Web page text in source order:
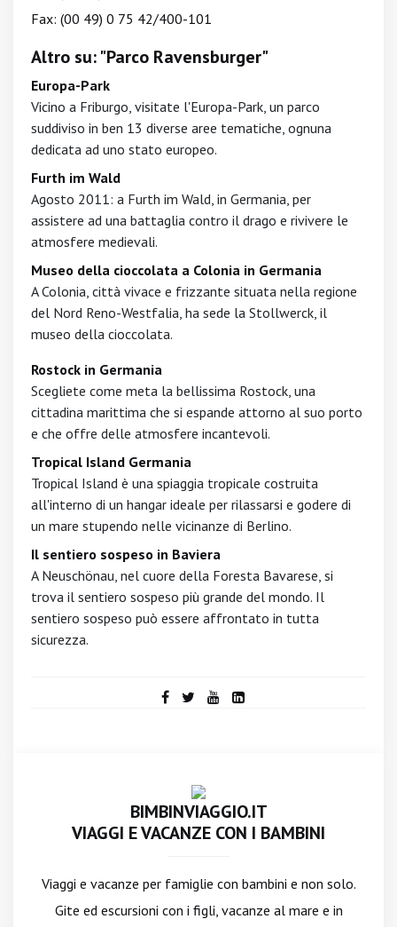
Fax: (00 49) 0 75 42/400-101
Altro su: "Parco Ravensburger"
Europa-Park
Vicino a Friburgo, visitate l'Europa-Park, un parco
suddiviso in ben 13 diverse aree tematiche, ognuna
dedicata ad uno stato europeo.
Furth im Wald
Agosto 2011: a Furth im Wald, in Germania, per
assistere ad una battaglia contro il drago e rivivere le
atmosfere medievali.
Museo della cioccolata a Colonia in Germania
A Colonia, città vivace e frizzante situata nella regione
del Nord Reno-Westfalia, ha sede la Stollwerck, il
museo della cioccolata.
Rostock in Germania
Scegliete come meta la bellissima Rostock, una
cittadina marittima che si espande attorno al suo porto
e che offre delle atmosfere incantevoli.
Tropical Island Germania
Tropical Island è una spiaggia tropicale costruita
all'interno di un hangar ideale per rilassarsi e godere di
un mare stupendo nelle vicinanze di Berlino.
Il sentiero sospeso in Baviera
A Neuschönau, nel cuore della Foresta Bavarese, si
trova il sentiero sospeso più grande del mondo. Il
sentiero sospeso può essere affrontato in tutta
sicurezza.
BIMBINVIAGGIO.IT
VIAGGI E VACANZE CON I BAMBINI
Viaggi e vacanze per famiglie con bambini e non solo.
Gite ed escursioni con i figli, vacanze al mare e in